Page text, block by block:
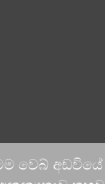
මෙම වෙබ්